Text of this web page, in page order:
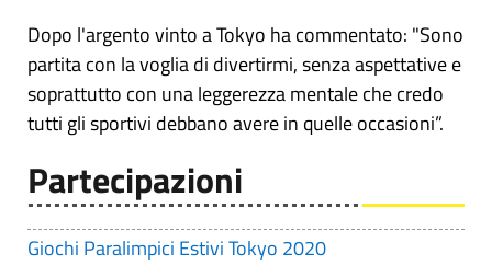
Dopo l'argento vinto a Tokyo ha commentato: "Sono
partita con la voglia di divertirmi, senza aspettative e
soprattutto con una leggerezza mentale che credo
tutti gli sportivi debbano avere in quelle occasioni”.
Partecipazioni
Giochi Paralimpici Estivi Tokyo 2020